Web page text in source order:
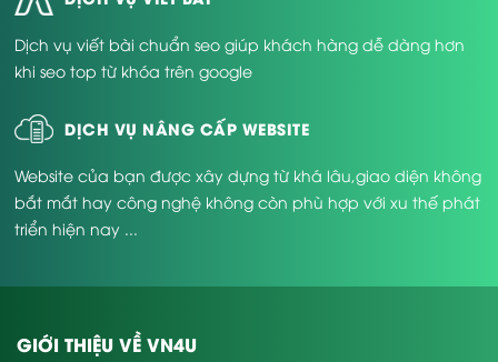
Dịch vụ viết bài chuẩn seo giúp khách hàng dễ dàng hơn
khi seo top từ khóa trên google
DỊCH VỤ NÂNG CẤP WEBSITE
Website của bạn được xây dựng từ khá lâu,giao diện không
bắt mắt hay công nghệ không còn phù hợp với xu thế phát
triển hiện nay ...
GIỚI THIỆU VỀ VN4U